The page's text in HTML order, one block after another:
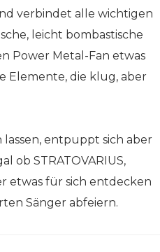
verbindet alle wichtigen
leicht bombastische
Power Metal-Fan etwas
Elemente, die klug, aber
lassen, entpuppt sich aber
ob STRATOVARIUS,
etwas für sich entdecken
Sänger abfeiern.